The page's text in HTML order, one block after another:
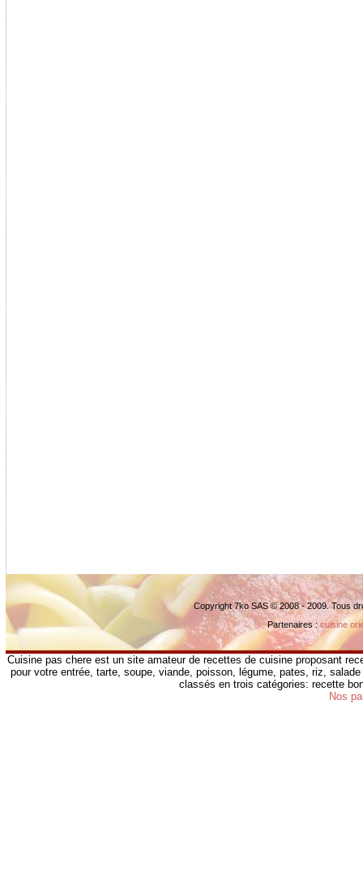
Copyright 7ko SAS © 2008 - 2009. Tous
Partenaires :cuisine
Cuisine pas chere est un site amateur de recettes de cuisine proposant
pour votre entrée, tarte, soupe, viande, poisson, légume, pates, riz,
classés en trois catégories: recette
Nos